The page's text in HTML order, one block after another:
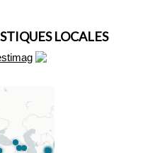
LOCALES